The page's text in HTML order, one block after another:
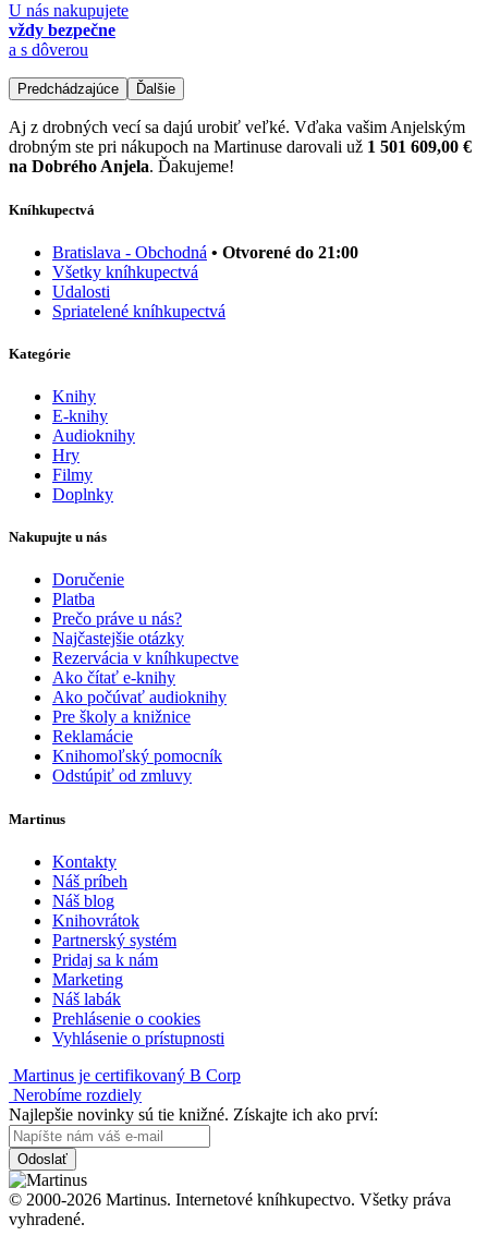
U nás nakupujete
vždy bezpečne
a s dôverou
Predchádzajúce Ďalšie
Aj z drobných vecí sa dajú urobiť veľké. Vďaka vašim Anjelským
drobným ste pri nákupoch na Martinuse darovali už 1 501 609,00 €
na Dobrého Anjela. Ďakujeme!
Kníhkupectvá
Bratislava - Obchodná • Otvorené do 21:00
Všetky kníhkupectvá
Udalosti
Spriatelené kníhkupectvá
Kategórie
Knihy
E-knihy
Audioknihy
Hry
Filmy
Doplnky
Nakupujte u nás
Doručenie
Platba
Prečo práve u nás?
Najčastejšie otázky
Rezervácia v kníhkupectve
Ako čítať e-knihy
Ako počúvať audioknihy
Pre školy a knižnice
Reklamácie
Knihomoľský pomocník
Odstúpiť od zmluvy
Martinus
Kontakty
Náš príbeh
Náš blog
Knihovrátok
Partnerský systém
Pridaj sa k nám
Marketing
Náš labák
Prehlásenie o cookies
Vyhlásenie o prístupnosti
Martinus je certifikovaný B Corp
Nerobíme rozdiely
Najlepšie novinky sú tie knižné. Získajte ich ako prví:
Odoslať
© 2000-2026 Martinus. Internetové kníhkupectvo. Všetky práva
vyhradené.